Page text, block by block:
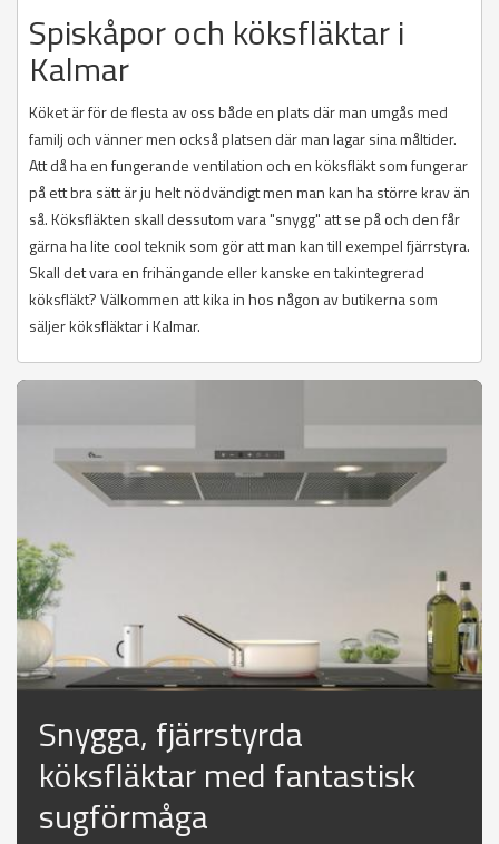
Spiskåpor och köksfläktar i
Kalmar
Köket är för de flesta av oss både en plats där man umgås med
familj och vänner men också platsen där man lagar sina måltider.
Att då ha en fungerande ventilation och en köksfläkt som fungerar
på ett bra sätt är ju helt nödvändigt men man kan ha större krav än
så. Köksfläkten skall dessutom vara "snygg" att se på och den får
gärna ha lite cool teknik som gör att man kan till exempel fjärrstyra.
Skall det vara en frihängande eller kanske en takintegrerad
köksfläkt? Välkommen att kika in hos någon av butikerna som
säljer köksfläktar i Kalmar.
Snygga, fjärrstyrda
köksfläktar med fantastisk
sugförmåga